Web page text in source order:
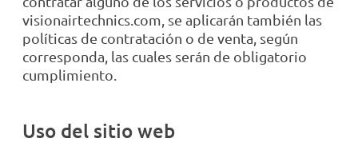
visionairtechnics.com, se aplicarán también las
políticas de contratación o de venta, según
corresponda, las cuales serán de obligatorio
cumplimiento.
Uso del sitio web